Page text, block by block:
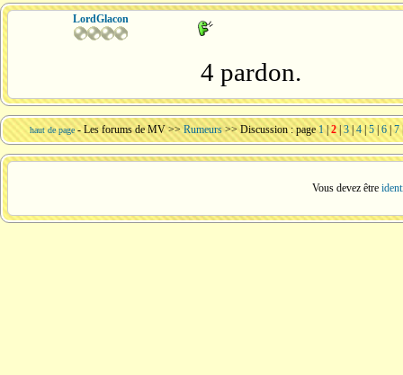
LordGlacon
4 pardon.
haut de page -Les forums de MV>>Rumeurs >> Discussion : page1|2|3 |4 |5|6 |7
Vous devez être